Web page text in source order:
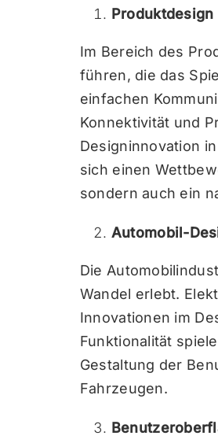
Im Bereich des
führen, die das
einfachen
Konnektivität und
Designinnovation
sich einen
sondern auch ein
Automobil-
Die
Wandel erlebt.
Innovationen im
Funktionalität
Gestaltung der
Fahrzeugen.